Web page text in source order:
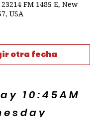
23214 FM 1485 E, New
USA
otra fecha
10:45AM